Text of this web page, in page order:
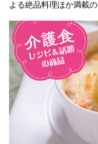
よる絶品料理ほか満載